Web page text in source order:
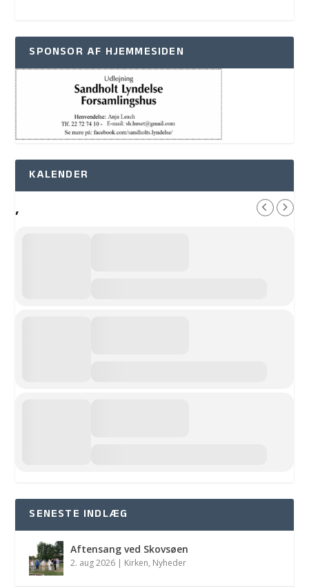
SPONSOR AF HJEMMESIDEN
KALENDER
,
SENESTE INDLÆG
Aftensang ved Skovsøen
2. aug 2026 | Kirken, Nyheder